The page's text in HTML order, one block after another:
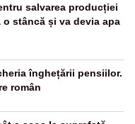
salvarea producției
o stâncă și va devia apa
înghețării pensiilor.
român